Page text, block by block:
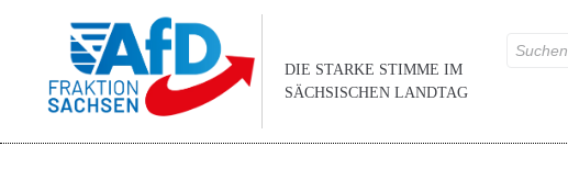
DIE STARKE STIMME IM
SÄCHSISCHEN LANDTAG